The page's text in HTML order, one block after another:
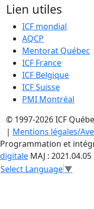
Lien utiles
ICF mondial
AQCP
Mentorat Québec
ICF France
ICF Belgique
ICF Suisse
PMI Montréal
© 1997-2026 ICF
| Mentions légales/
Programmation et
digitale MAJ : 2021.04.05
Select Language▼